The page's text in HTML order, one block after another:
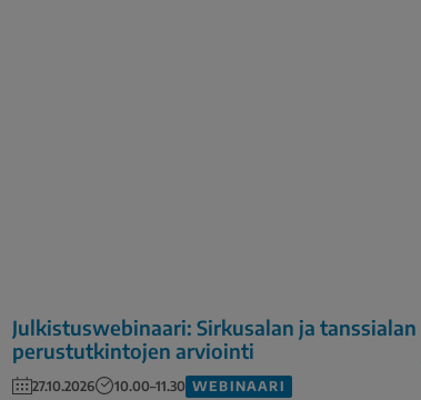
Julkistuswebinaari: Sirkusalan ja tanssialan
perustutkintojen arviointi
27.10.2026 10.00–11.30 WEBINAARI